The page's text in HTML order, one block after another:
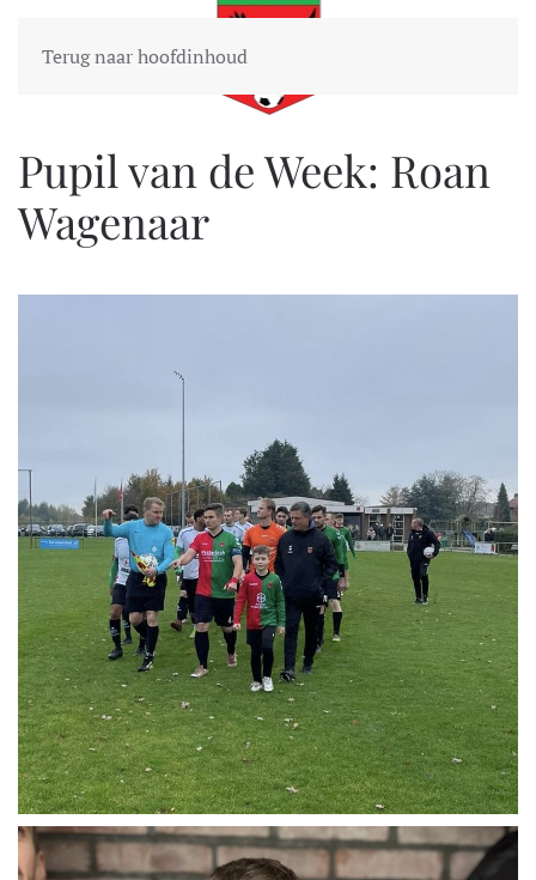
Terug naar hoofdinhoud
Pupil van de Week: Roan
Wagenaar